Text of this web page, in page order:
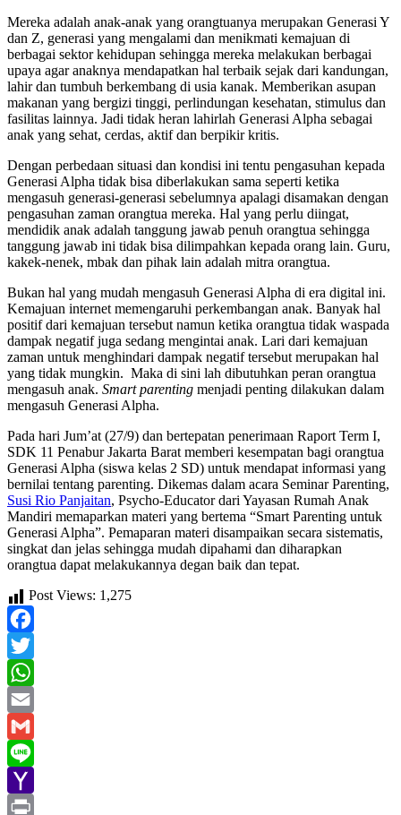
Mereka adalah anak-anak yang orangtuanya merupakan Generasi Y
dan Z, generasi yang mengalami dan menikmati kemajuan di
berbagai sektor kehidupan sehingga mereka melakukan berbagai
upaya agar anaknya mendapatkan hal terbaik sejak dari kandungan,
lahir dan tumbuh berkembang di usia kanak. Memberikan asupan
makanan yang bergizi tinggi, perlindungan kesehatan, stimulus dan
fasilitas lainnya. Jadi tidak heran lahirlah Generasi Alpha sebagai
anak yang sehat, cerdas, aktif dan berpikir kritis.
Dengan perbedaan situasi dan kondisi ini tentu pengasuhan kepada
Generasi Alpha tidak bisa diberlakukan sama seperti ketika
mengasuh generasi-generasi sebelumnya apalagi disamakan dengan
pengasuhan zaman orangtua mereka. Hal yang perlu diingat,
mendidik anak adalah tanggung jawab penuh orangtua sehingga
tanggung jawab ini tidak bisa dilimpahkan kepada orang lain. Guru,
kakek-nenek, mbak dan pihak lain adalah mitra orangtua.
Bukan hal yang mudah mengasuh Generasi Alpha di era digital ini.
Kemajuan internet memengaruhi perkembangan anak. Banyak hal
positif dari kemajuan tersebut namun ketika orangtua tidak waspada
dampak negatif juga sedang mengintai anak. Lari dari kemajuan
zaman untuk menghindari dampak negatif tersebut merupakan hal
yang tidak mungkin. Maka di sini lah dibutuhkan peran orangtua
mengasuh anak. Smart parenting menjadi penting dilakukan dalam
mengasuh Generasi Alpha.
Pada hari Jum’at (27/9) dan bertepatan penerimaan Raport Term I,
SDK 11 Penabur Jakarta Barat memberi kesempatan bagi orangtua
Generasi Alpha (siswa kelas 2 SD) untuk mendapat informasi yang
bernilai tentang parenting. Dikemas dalam acara Seminar Parenting,
Susi Rio Panjaitan, Psycho-Educator dari Yayasan Rumah Anak
Mandiri memaparkan materi yang bertema “Smart Parenting untuk
Generasi Alpha”. Pemaparan materi disampaikan secara sistematis,
singkat dan jelas sehingga mudah dipahami dan diharapkan
orangtua dapat melakukannya degan baik dan tepat.
Post Views: 1,275
Facebook
Twitter
WhatsApp
Email
Gmail
Line
Yahoo